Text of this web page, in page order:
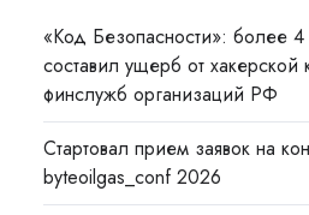
«Код Безопасности»: более
составил ущерб от хакерской
финслужб организаций РФ
Стартовал прием заявок на
byteoilgas_conf 2026